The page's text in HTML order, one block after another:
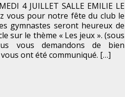
4 JUILLET SALLE EMILIE LE
vous pour notre fête du club le
gymnastes seront heureux de
sur le thème « Les jeux ». (sous
vous demandons de bien
ont été communiqué. […]